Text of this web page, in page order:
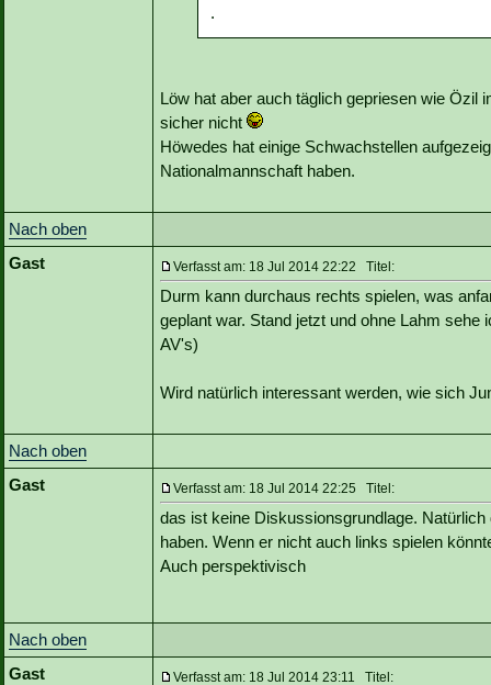
.
Löw hat aber auch täglich gepriesen wie Özil
sicher nicht
Höwedes hat einige Schwachstellen
Nationalmannschaft haben.
Nach oben
Gast
Verfasst am: 18 Jul 2014 22:22 Titel:
Durm kann durchaus rechts spielen, was
geplant war. Stand jetzt und ohne Lahm
AV's)
Wird natürlich interessant werden, wie sich
Nach oben
Gast
Verfasst am: 18 Jul 2014 22:25 Titel:
das ist keine Diskussionsgrundlage.
haben. Wenn er nicht auch links spielen
Auch perspektivisch
Nach oben
Gast
Verfasst am: 18 Jul 2014 23:11 Titel: